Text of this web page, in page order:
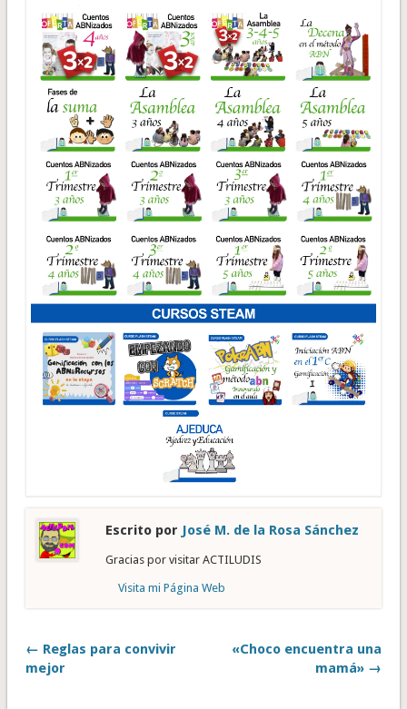
Escrito por José M. de la Rosa Sánchez
Gracias por visitar ACTILUDIS
Visita mi Página Web
← Reglas para convivir
mejor
«Choco encuentra una
mamá» →